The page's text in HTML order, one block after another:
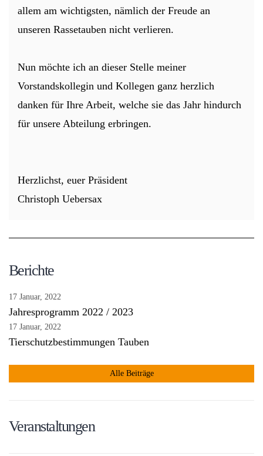
allem am wichtigsten, nämlich der Freude an
unseren Rassetauben nicht verlieren.
Nun möchte ich an dieser Stelle meiner
Vorstandskollegin und Kollegen ganz herzlich
danken für Ihre Arbeit, welche sie das Jahr hindurch
für unsere Abteilung erbringen.
Herzlichst, euer Präsident
Christoph Uebersax
Berichte
17 Januar, 2022
Jahresprogramm 2022 / 2023
17 Januar, 2022
Tierschutzbestimmungen Tauben
Alle Beiträge
Veranstaltungen